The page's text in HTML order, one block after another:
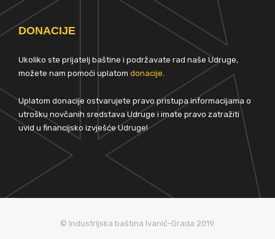
DONACIJE
Ukoliko ste prijatelj baštine i podržavate rad naše Udruge,
možete nam pomoći uplatom donacije.
Uplatom donacije ostvarujete pravo pristupa informacijama o
utrošku novčanih sredstava Udruge i imate pravo zatražiti
uvid u financijsko izvješće Udruge!
© Industrijska baština Ivanić-Grada 2019.